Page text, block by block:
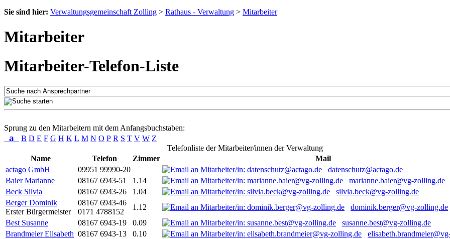
Sie sind hier: Verwaltungsgemeinschaft Zolling > Rathaus - Verwaltung > Mitarbeiter
Mitarbeiter
Mitarbeiter-Telefon-Liste
Sprung zu den Mitarbeitern mit dem Anfangsbuchstaben:
a B D E F G H K L M N O P R S T V W Z
Telefonliste der Mitarbeiter/innen der Verwaltung
Name
Telefon Zimmer
Mail
actago GmbH
09951 99990-20
datenschutz@actago.de
Baier Marianne
08167 6943-51 1.14
marianne.baier@vg-zolling.de
Beck Silvia
08167 6943-26 1.04
silvia.beck@vg-zolling.de
Berger Dominik
Erster Bürgermeister
08167 6943-46
0171 4788152
1.12
dominik.berger@vg-zolling.de
Best Susanne
08167 6943-19 0.09
susanne.best@vg-zolling.de
Brandmeier Elisabeth 08167 6943-13 0.10